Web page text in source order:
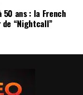
ans : la French
de “Nightcall”